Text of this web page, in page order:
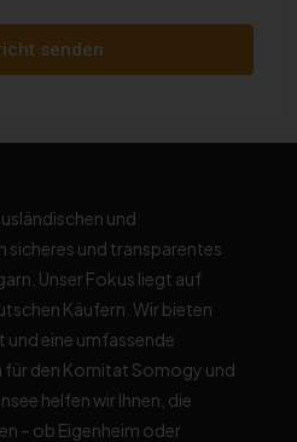
senden
und
sicheres und transparentes
Unser Fokus liegt auf
Käufern. Wir bieten
eine umfassende
für den Komitat Somogy und
helfen wir Ihnen, die
– ob Eigenheim oder